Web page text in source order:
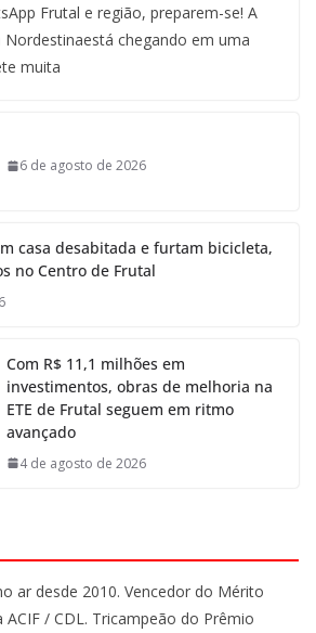
Frutal e região, preparem-se! A
Nordestinaestá chegando em uma
muita
6 de agosto de 2026
casa desabitada e furtam bicicleta,
no Centro de Frutal
Com R$ 11,1 milhões em
investimentos, obras de melhoria na
ETE de Frutal seguem em ritmo
avançado
4 de agosto de 2026
ar desde 2010. Vencedor do Mérito
ACIF / CDL. Tricampeão do Prêmio